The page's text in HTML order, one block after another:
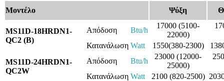
Μοντέλο Ψύξη
MS11D-18HRDN1-
QC2 (B)
Απόδοση Btu/h
17000 (5100-
22000)
Κατανάλωση Watt 1550(380-2300)
MS11D-24HRDN1-
QC2W
Απόδοση Btu/h
23000 (12000-
25000)
Κατανάλωση Watt 2100 (820-2500)